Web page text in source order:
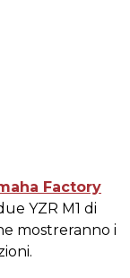
Factory
YZR M1 di
mostreranno i